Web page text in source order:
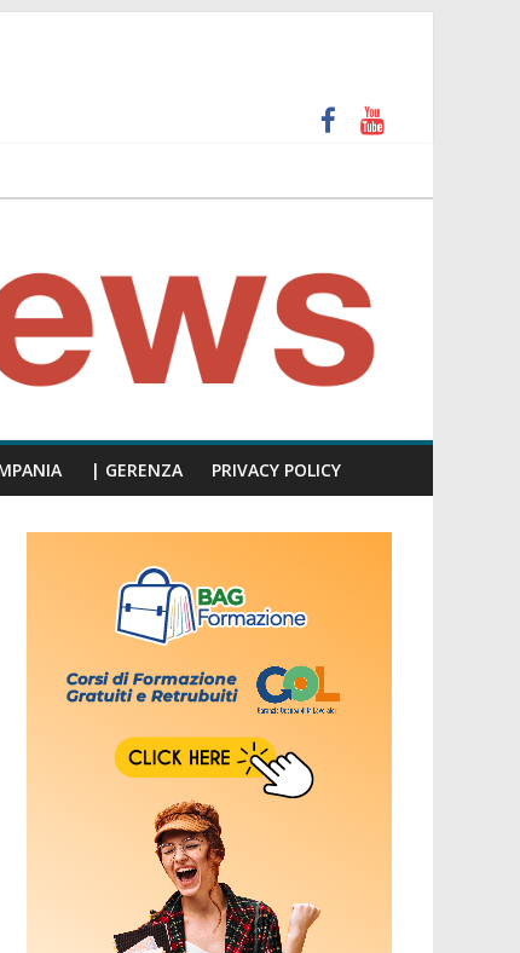
insulti sessisti, parla il video del consiglio
| GERENZA PRIVACY POLICY